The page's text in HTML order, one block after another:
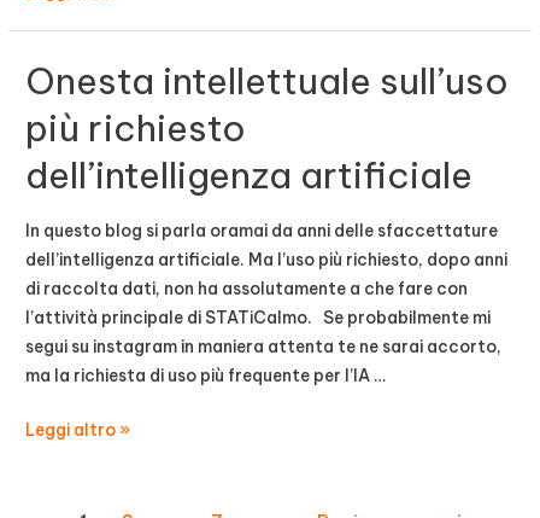
del
millennio:
processi,
servizi,
IA
Onesta intellettuale sull’uso
più richiesto
dell’intelligenza artificiale
In questo blog si parla oramai da anni delle sfaccettature
dell’intelligenza artificiale. Ma l’uso più richiesto, dopo anni
di raccolta dati, non ha assolutamente a che fare con
l’attività principale di STATiCalmo. Se probabilmente mi
segui su instagram in maniera attenta te ne sarai accorto,
ma la richiesta di uso più frequente per l’IA …
Onesta
Leggi altro »